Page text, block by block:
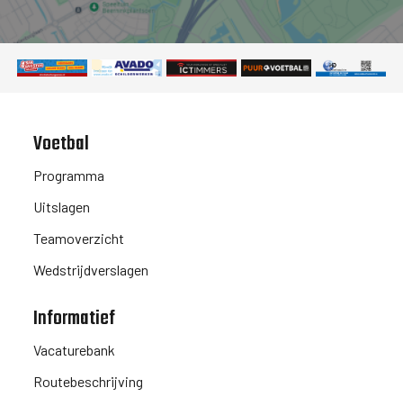
Voetbal
Programma
Uitslagen
Teamoverzicht
Wedstrijdverslagen
Informatief
Vacaturebank
Routebeschrijving